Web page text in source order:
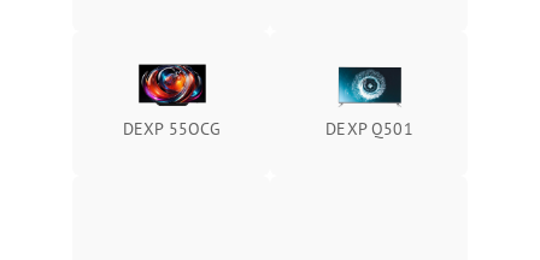
DEXP 55OCG DEXP Q501